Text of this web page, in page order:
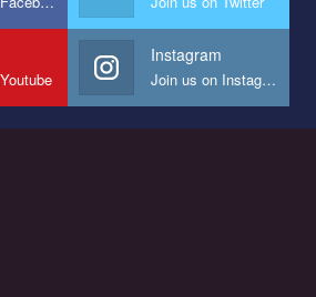
и дискриминацией на почве
- это зайти на наш канал YouTube
лайк под видео.
Instagram
Join us on Instagram